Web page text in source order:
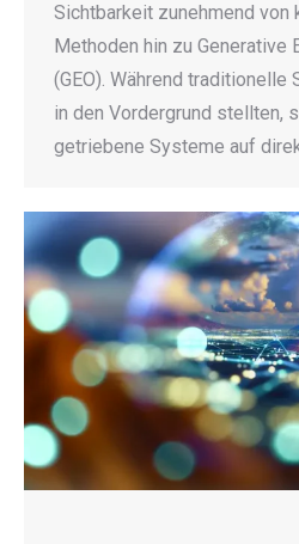
Sichtbarkeit zunehmend von
Methoden hin zu Generative
(GEO). Während traditionelle
in den Vordergrund stellten,
getriebene Systeme auf